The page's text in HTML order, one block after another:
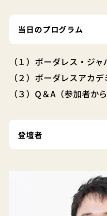
当日のプログラム
（１）ボーダレス・ジ
（２）ボーダレスアカ
（３）Q＆A（参加者か
登壇者